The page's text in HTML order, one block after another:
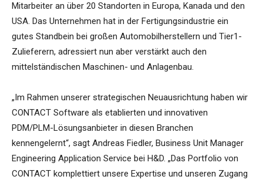
Mitarbeiter an über 20 Standorten in Europa, Kanada und den
USA. Das Unternehmen hat in der Fertigungsindustrie ein
gutes Standbein bei großen Automobilherstellern und Tier1-
Zulieferern, adressiert nun aber verstärkt auch den
mittelständischen Maschinen- und Anlagenbau.
„Im Rahmen unserer strategischen Neuausrichtung haben wir
CONTACT Software als etablierten und innovativen
PDM/PLM-Lösungsanbieter in diesen Branchen
kennengelernt“, sagt Andreas Fiedler, Business Unit Manager
Engineering Application Service bei H&D. „Das Portfolio von
CONTACT komplettiert unsere Expertise und unseren Zugang